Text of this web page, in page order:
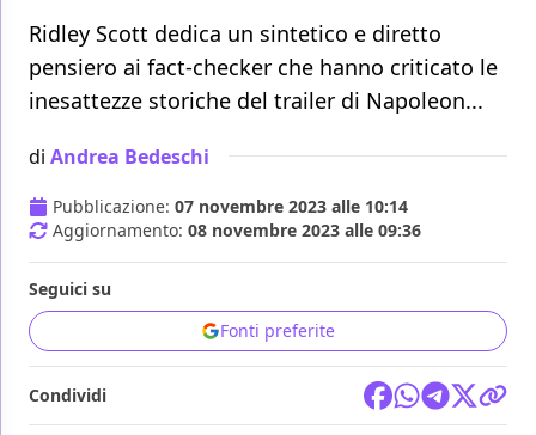
Ridley Scott dedica un sintetico e diretto
pensiero ai fact-checker che hanno criticato le
inesattezze storiche del trailer di Napoleon...
di Andrea Bedeschi
Pubblicazione: 07 novembre 2023 alle 10:14
Aggiornamento: 08 novembre 2023 alle 09:36
Seguici su
Fonti preferite
Condividi